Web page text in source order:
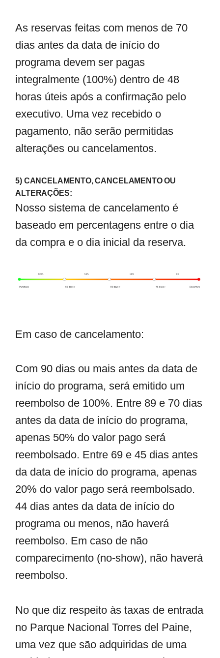
As reservas feitas com menos de 70
dias antes da data de início do
programa devem ser pagas
integralmente (100%) dentro de 48
horas úteis após a confirmação pelo
executivo. Uma vez recebido o
pagamento, não serão permitidas
alterações ou cancelamentos.
5) CANCELAMENTO, CANCELAMENTO OU
ALTERAÇÕES:
Nosso sistema de cancelamento é
baseado em percentagens entre o dia
da compra e o dia inicial da reserva.
Em caso de cancelamento:
Com 90 dias ou mais antes da data de
início do programa, será emitido um
reembolso de 100%. Entre 89 e 70 dias
antes da data de início do programa,
apenas 50% do valor pago será
reembolsado. Entre 69 e 45 dias antes
da data de início do programa, apenas
20% do valor pago será reembolsado.
44 dias antes da data de início do
programa ou menos, não haverá
reembolso. Em caso de não
comparecimento (no-show), não haverá
reembolso.
No que diz respeito às taxas de entrada
no Parque Nacional Torres del Paine,
uma vez que são adquiridas de uma